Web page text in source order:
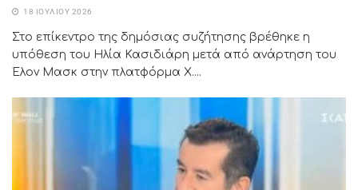
18 ΙΟΥΛΊΟΥ 2026
Στο επίκεντρο της δημόσιας συζήτησης βρέθηκε η
υπόθεση του Ηλία Κασιδιάρη μετά από ανάρτηση του
Έλον Μασκ στην πλατφόρμα X....